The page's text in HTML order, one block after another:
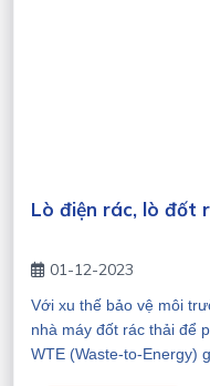
Lò điện rác, lò đốt
01-12-2023
Với xu thế bảo vệ môi
nhà máy đốt rác thải để
WTE (Waste-to-Energy)